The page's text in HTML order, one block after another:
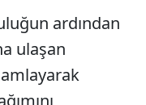
ardından
ulaşan